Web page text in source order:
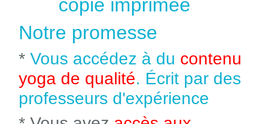
copie imprimée
Notre promesse
* Vous accédez à du contenu
yoga de qualité. Écrit par des
professeurs d'expérience